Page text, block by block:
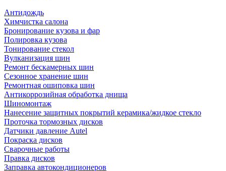
Антидождь
Химчистка салона
Бронирование кузова и фар
Полировка кузова
Тонирование стекол
Вулканизация шин
Ремонт бескамерных шин
Сезонное хранение шин
Ремонтная ошиповка шин
Антикоррозийная обработка днища
Шиномонтаж
Нанесение защитных покрытий керамика/жидкое стекло
Проточка тормозных дисков
Датчики давление Autel
Покраска дисков
Сварочные работы
Правка дисков
Заправка автокондиционеров